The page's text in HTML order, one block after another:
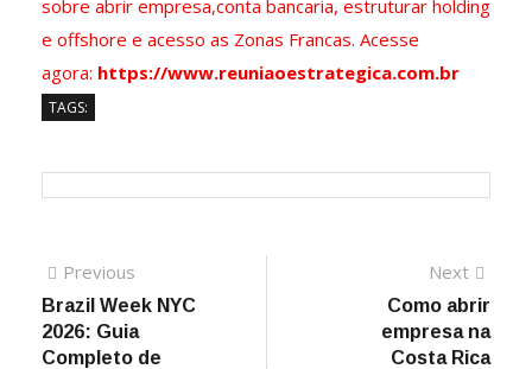
sobre abrir empresa,conta bancaria, estruturar holding
e offshore e acesso as Zonas Francas. Acesse
agora: https://www.reuniaoestrategica.com.br
TAGS:
Previous
Brazil Week NYC
2026: Guia
Completo de
Next
Como abrir
empresa na
Costa Rica